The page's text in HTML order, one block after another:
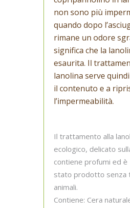
non sono più
quando dopo
rimane un odore
significa che la
esaurita. Il
lanolina serve
il contenuto e a
l’impermeabilità.
Il trattamento alla
ecologico, delicato
contiene profumi ed è
stato prodotto senza
animali.
Contiene: Cera